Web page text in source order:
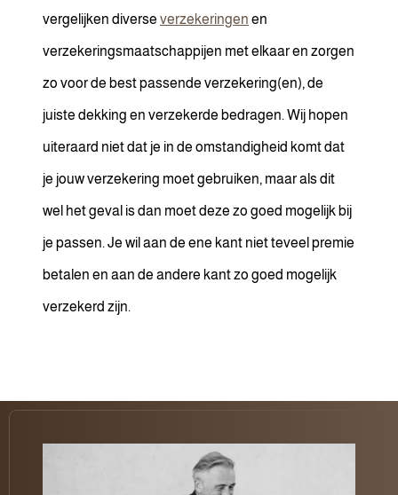
vergelijken diverse verzekeringen en
verzekeringsmaatschappijen met elkaar en zorgen
zo voor de best passende verzekering(en), de
juiste dekking en verzekerde bedragen. Wij hopen
uiteraard niet dat je in de omstandigheid komt dat
je jouw verzekering moet gebruiken, maar als dit
wel het geval is dan moet deze zo goed mogelijk bij
je passen. Je wil aan de ene kant niet teveel premie
betalen en aan de andere kant zo goed mogelijk
verzekerd zijn.